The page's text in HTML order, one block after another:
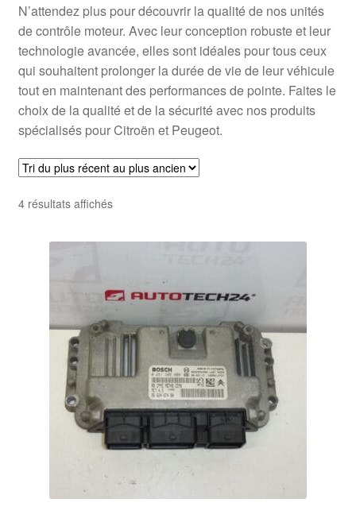
N’attendez plus pour découvrir la qualité de nos unités
de contrôle moteur. Avec leur conception robuste et leur
technologie avancée, elles sont idéales pour tous ceux
qui souhaitent prolonger la durée de vie de leur véhicule
tout en maintenant des performances de pointe. Faites le
choix de la qualité et de la sécurité avec nos produits
spécialisés pour Citroën et Peugeot.
4 résultats affichésTrié
plus
plus
ancien